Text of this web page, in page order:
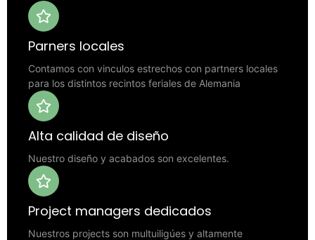
Parners locales
Contamos con vinculos estrechos con partners locales
para los distintos recintos feriales de Alemania
Alta calidad de diseño
Nuestro diseño y acabados son excelentes.
Project managers dedicados
Nuestros projects son multuiligúes y altamente